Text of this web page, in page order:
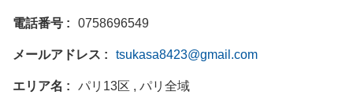
電話番号 0758696549
メールアドレス tsukasa8423@gmail.com
エリア名 パリ13区 , パリ全域